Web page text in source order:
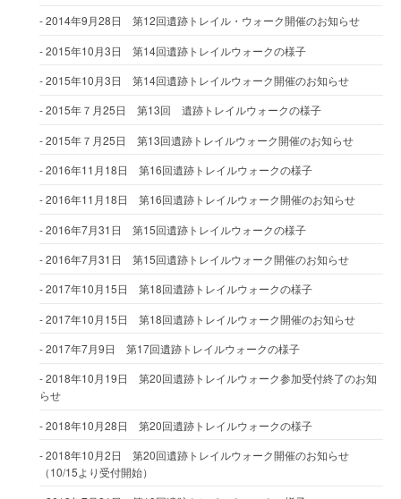
2014年9月28日 第12回遺跡トレイル・ウォーク開催のお知らせ
2015年10月3日 第14回遺跡トレイルウォークの様子
2015年10月3日 第14回遺跡トレイルウォーク開催のお知らせ
2015年７月25日 第13回 遺跡トレイルウォークの様子
2015年７月25日 第13回遺跡トレイルウォーク開催のお知らせ
2016年11月18日 第16回遺跡トレイルウォークの様子
2016年11月18日 第16回遺跡トレイルウォーク開催のお知らせ
2016年7月31日 第15回遺跡トレイルウォークの様子
2016年7月31日 第15回遺跡トレイルウォーク開催のお知らせ
2017年10月15日 第18回遺跡トレイルウォークの様子
2017年10月15日 第18回遺跡トレイルウォーク開催のお知らせ
2017年7月9日 第17回遺跡トレイルウォークの様子
2018年10月19日 第20回遺跡トレイルウォーク参加受付終了のお知
らせ
2018年10月28日 第20回遺跡トレイルウォークの様子
2018年10月2日 第20回遺跡トレイルウォーク開催のお知らせ
（10/15より受付開始）